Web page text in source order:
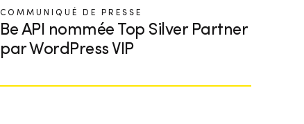
COMMUNIQUÉ DE PRESSE
Be API nommée Top Silver Partner
par WordPress VIP